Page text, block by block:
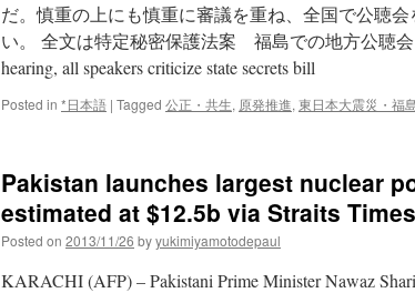
だ。慎重の上にも慎重に審議を重ね、全国で公聴
い。 全文は特定秘密保護法案 福島での地方公聴会
hearing, all speakers criticize state secrets bill
Posted in *日本語 | Tagged 公正・共生, 原発推進, 東日本大震災・福
Pakistan launches largest nuclear
estimated at $12.5b via Straits Times
Posted on 2013/11/26 byyukimiyamotodepaul
KARACHI (AFP) – Pakistani Prime Minister Nawaz